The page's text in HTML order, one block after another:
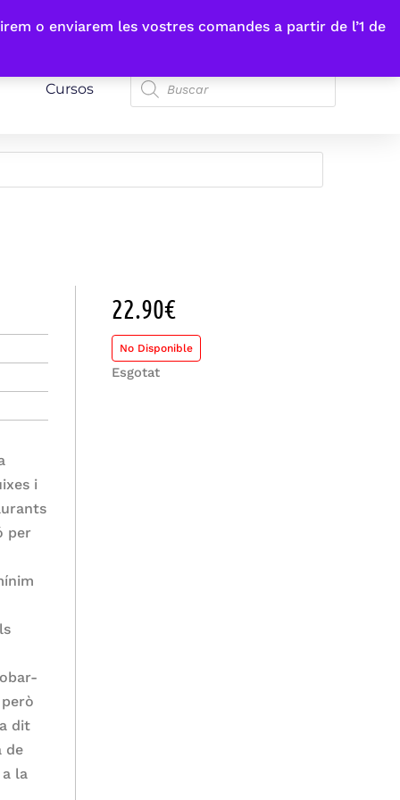
o enviarem les vostres comandes a partir de l’1 de
Cursos
i
per
dit
de
la
22.90€
No Disponible
Esgotat